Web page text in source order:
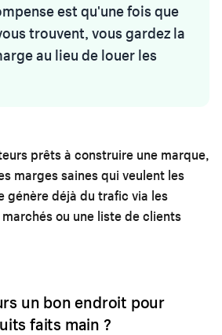
est qu'une fois que
trouvent, vous gardez la
au lieu de louer les
prêts à construire une marque,
marges saines qui veulent les
génère déjà du trafic via les
ou une liste de clients
un bon endroit pour
faits main ?